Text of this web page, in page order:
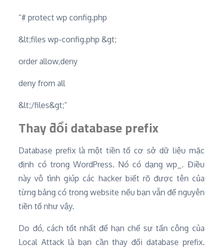
“# protect wp config.php
&lt;files wp-config.php &gt;
order allow,deny
deny from all
&lt;/files&gt;”
Thay đổi database prefix
Database prefix là một tiền tố cơ sở dữ liệu mặc
định có trong WordPress. Nó có dạng wp_. Điều
này vô tình giúp các hacker biết rõ được tên của
từng bảng có trong website nếu bạn vẫn để nguyên
tiền tố như vậy.
Do đó, cách tốt nhất để hạn chế sự tấn công của
Local Attack là bạn cần thay đổi database prefix.